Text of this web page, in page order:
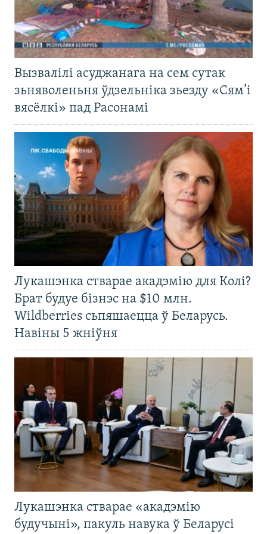
Вызвалілі асуджанага на сем сутак
зьняволеньня ўдзельніка зьезду «Сям’і
вясёлкі» пад Расонамі
Лукашэнка стварае акадэмію для Колі?
Брат будуе бізнэс на $10 млн.
Wildberries сьпяшаецца ў Беларусь.
Навіны 5 жніўня
Лукашэнка стварае «акадэмію
будучыні», пакуль навука ў Беларусі